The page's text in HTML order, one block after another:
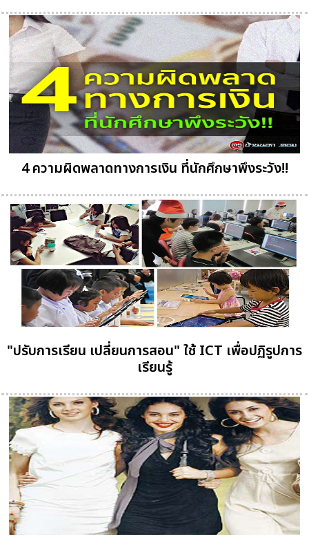
4 ความผิดพลาดทางการเงิน ที่นักศึกษาพึงระวัง!!
"ปรับการเรียน เปลี่ยนการสอน" ใช้ ICT เพื่อปฏิรูปการ
เรียนรู้